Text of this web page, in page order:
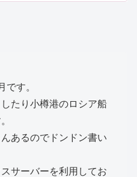
です。
たり小樽港のロシア船
あるのでドンドン書い
サーバーを利用してお